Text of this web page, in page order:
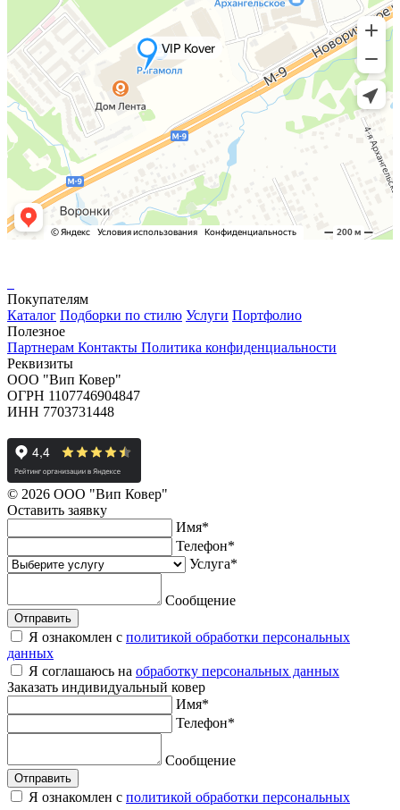
Покупателям
Каталог Подборки по стилю Услуги Портфолио
Полезное
Партнерам Контакты Политика конфиденциальности
Реквизиты
ООО "Вип Ковер"
ОГРН 1107746904847
ИНН 7703731448
© 2026 ООО "Вип Ковер"
Оставить заявку
Имя*
Телефон*
Услуга*
Сообщение
Отправить
Я ознакомлен с политикой обработки персональных
данных
Я соглашаюсь на обработку персональных данных
Заказать индивидуальный ковер
Имя*
Телефон*
Сообщение
Отправить
Я ознакомлен с политикой обработки персональных